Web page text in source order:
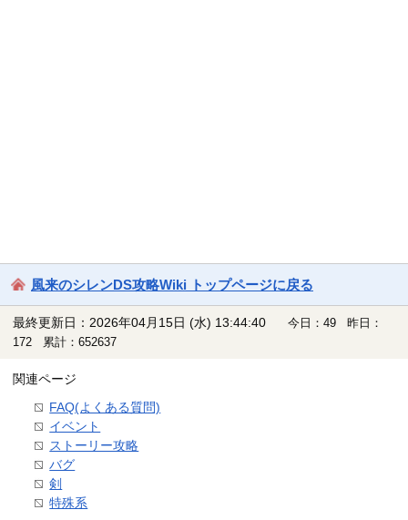
風来のシレンDS攻略Wiki トップページに戻る
最終更新日：2026年04月15日 (水) 13:44:40
今日：49 昨日：
172 累計：652637
関連ページ
FAQ(よくある質問)
イベント
ストーリー攻略
バグ
剣
特殊系